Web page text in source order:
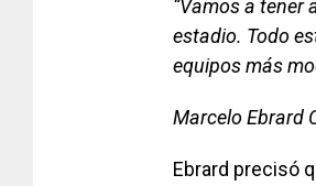
“Vamos a tener
estadio. Todo
equipos más
Marcelo Ebrard
Ebrard precisó